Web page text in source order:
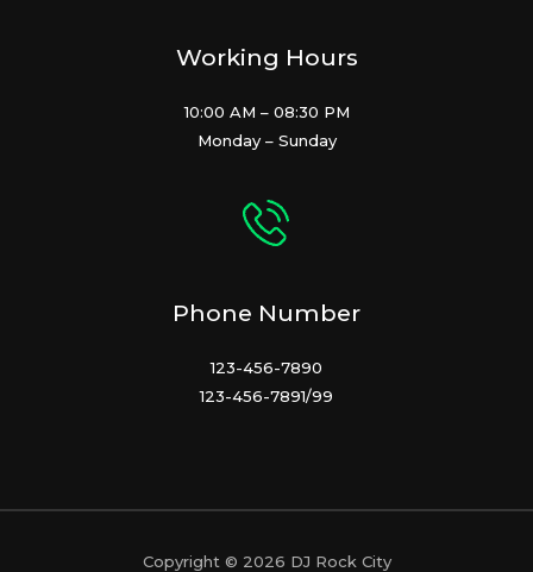
Working Hours
10:00 AM – 08:30 PM
Monday – Sunday
Phone Number
123-456-7890
123-456-7891/99
Copyright © 2026 DJ Rock City